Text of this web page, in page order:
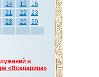
14 15
16
21 22
23
28 29
30
в
«Всецарица»